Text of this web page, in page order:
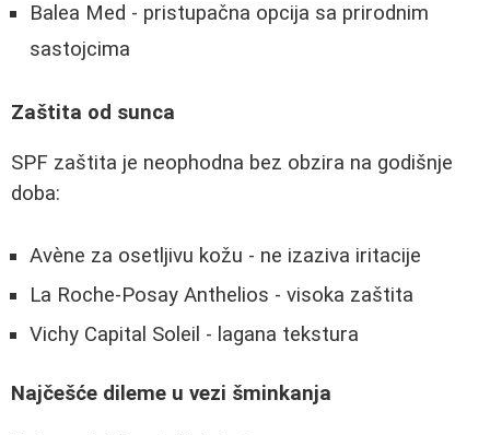
Balea Med - pristupačna opcija sa prirodnim
sastojcima
Zaštita od sunca
SPF zaštita je neophodna bez obzira na godišnje
doba:
Avène za osetljivu kožu - ne izaziva iritacije
La Roche-Posay Anthelios - visoka zaštita
Vichy Capital Soleil - lagana tekstura
Najčešće dileme u vezi šminkanja